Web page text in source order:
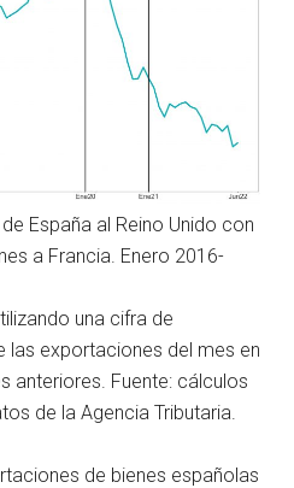
España al Reino Unido con
a Francia. Enero 2016-
una cifra de
las exportaciones del mes en
anteriores. Fuente: cálculos
de la Agencia Tributaria.
de bienes españolas